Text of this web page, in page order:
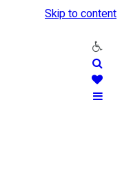
Skip to content